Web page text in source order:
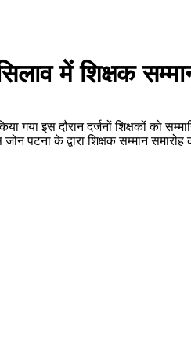
में शिक्षक
गया इस दौरान दर्जनों शिक्षकों को
पटना के द्वारा शिक्षक सम्मान